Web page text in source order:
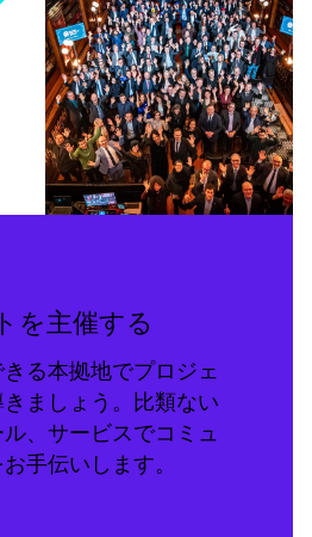
を主催する
る本拠地でプロジェ
ましょう。比類ない
、サービスでコミュ
手伝いします。